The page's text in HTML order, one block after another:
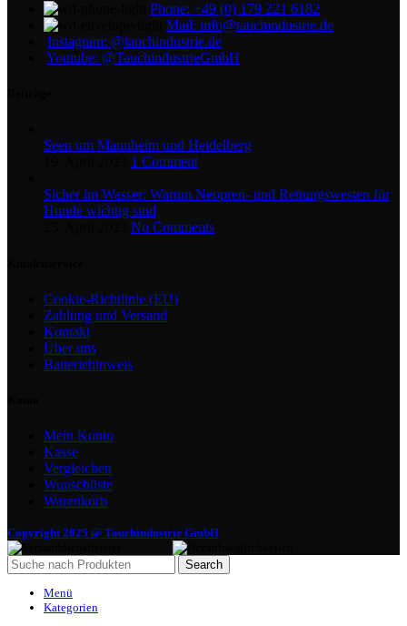
Phone: +49 (0) 179 221 6182
Mail: info@tauchindustrie.de
Instagram: @tauchindustrie.de
Youtube: @TauchindustrieGmbH
Seen um Mannheim und Heidelberg
1 Comment
Sicher im Wasser: Warum Neopren- und Rettungswesten für
Hunde wichtig sind
No Comments
Cookie-Richtlinie (EU)
Zahlung und Versand
Kontakt
Über uns
Batteriehinweis
Mein Konto
Kasse
Vergleichen
Wunschliste
Warenkorb
Copyright 2025 @ Tauchindustrie GmbH
Search
Menü
Kategorien